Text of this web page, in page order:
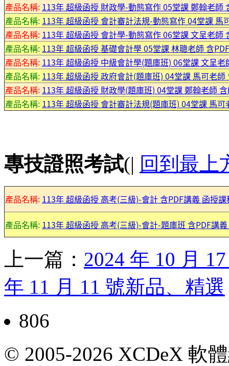
產品名稱: 113年 超級函授 財政學-動態寫作 05堂課 鄭翰老師
產品名稱: 113年 超級函授 會計審計法規-動態寫作 04堂課 馬
產品名稱: 113年 超級函授 會計學-動態寫作 06堂課 文呈老師
產品名稱: 113年 超級函授 基礎會計學 05堂課 林聰老師 含
產品名稱: 113年 超級函授 中級會計學(題庫班) 06堂課 文呈老
產品名稱: 113年 超級函授 政府會計(題庫班) 04堂課 馬可老師
產品名稱: 113年 超級函授 財政學(題庫班) 04堂課 鄭翰老師
產品名稱: 113年 超級函授 會計審計法規(題庫班) 04堂課 馬可
專技證照考試(| 回到最上
產品名稱: 113年 超級函授 高考(三級)-會計 含PDF講義 函授
產品名稱: 113年 超級函授 高考(三級)-會計-題庫班 含PDF講
上一篇： 2024 年 10 月
年 11 月 11 號新品、精選
806
© 2005-2026 XCDeX 軟